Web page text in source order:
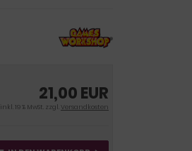
21,00 EUR
inkl. 19 % MwSt. zzgl.Versandkosten